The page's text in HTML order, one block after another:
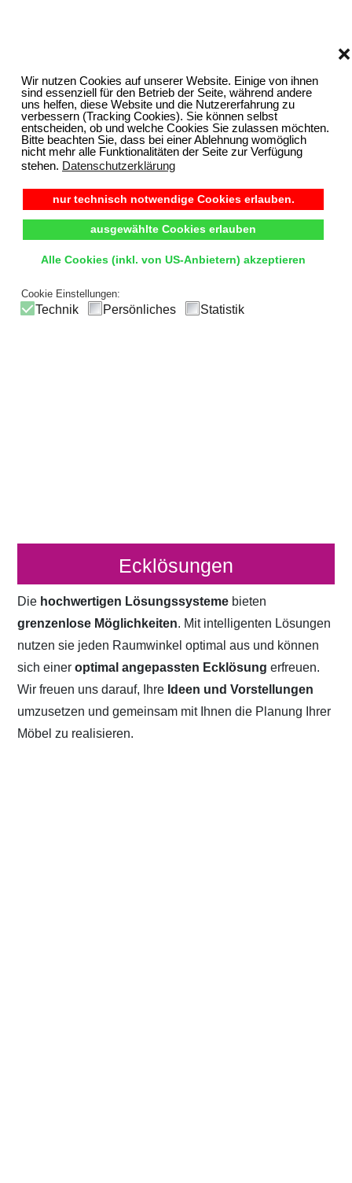
Wir nutzen Cookies auf unserer Website. Einige von ihnen
sind essenziell für den Betrieb der Seite, während andere
uns helfen, diese Website und die Nutzererfahrung zu
verbessern (Tracking Cookies). Sie können selbst
entscheiden, ob und welche Cookies Sie zulassen möchten.
Bitte beachten Sie, dass bei einer Ablehnung womöglich
nicht mehr alle Funktionalitäten der Seite zur Verfügung
stehen. Datenschutzerklärung
nur technisch notwendige Cookies erlauben.
ausgewählte Cookies erlauben
Alle Cookies (inkl. von US-Anbietern) akzeptieren
❌
Cookie Einstellungen:
Technik Persönliches Statistik
Ecklösungen
Die hochwertigen Lösungssysteme bieten
grenzenlose Möglichkeiten. Mit intelligenten Lösungen
nutzen sie jeden Raumwinkel optimal aus und können
sich eineroptimal angepassten Ecklösung erfreuen.
Wir freuen uns darauf, Ihre Ideen und Vorstellungen
umzusetzen und gemeinsam mit Ihnen die Planung Ihrer
Möbel zu realisieren.